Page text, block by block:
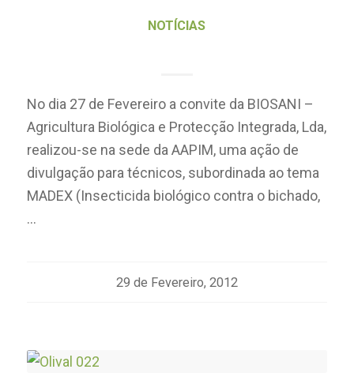
NOTÍCIAS
No dia 27 de Fevereiro a convite da BIOSANI –
Agricultura Biológica e Protecção Integrada, Lda,
realizou-se na sede da AAPIM, uma ação de
divulgação para técnicos, subordinada ao tema
MADEX (Insecticida biológico contra o bichado,
…
29 de Fevereiro, 2012